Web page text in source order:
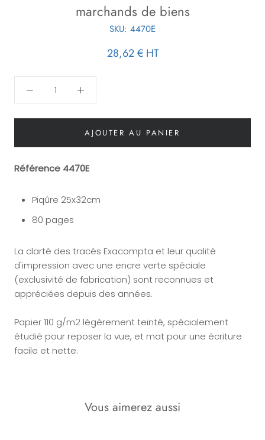
marchands de biens
SKU: 4470E
28,62 € HT
AJOUTER AU PANIER
Référence 4470E
Piqûre 25x32cm
80 pages
La clarté des tracés Exacompta et leur qualité
d'impression avec une encre verte spéciale
(exclusivité de fabrication) sont reconnues et
appréciées depuis des années.
Papier 110 g/m2 légèrement teinté, spécialement
étudié pour reposer la vue, et mat pour une écriture
facile et nette.
Vous aimerez aussi